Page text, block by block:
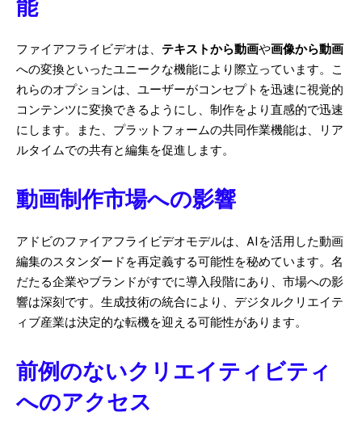
能
ファイアフライビデオは、 テキストから動画や画像から動画
への変換といったユニークな機能により際立っています。こ
れらのオプションは、ユーザーがコンセプトを迅速に視覚的
コンテンツに変換できるようにし、制作をより直感的で迅速
にします。また、プラットフォームの共同作業機能は、リア
ルタイムでの共有と編集を促進します。
動画制作市場への影響
アドビのファイアフライビデオモデルは、AIを活用した動画
編集のスタンダードを再定義する可能性を秘めています。名
だたる企業やブランドがすでに導入段階にあり、市場への影
響は深刻です。生成技術の統合により、デジタルクリエイテ
ィブ産業は決定的な転機を迎える可能性があります。
前例のないクリエイティビティ
へのアクセス